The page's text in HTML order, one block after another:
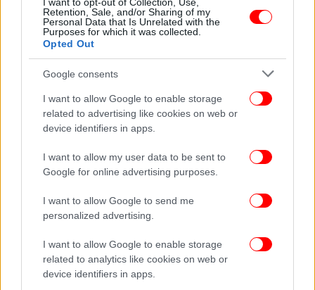
Retention, Sale, and/or Sharing of my
Personal Data that Is Unrelated with the
Purposes for which it was collected.
Opted Out
Google consents
I want to allow Google to enable storage
related to advertising like cookies on web or
device identifiers in apps.
I want to allow my user data to be sent to
Google for online advertising purposes.
I want to allow Google to send me
personalized advertising.
I want to allow Google to enable storage
related to analytics like cookies on web or
device identifiers in apps.
IDF -Ακούγονται συνεχείς εκρήξεις
ΟΗΕ: Οι Παλαιστίνιοι στη Γάζα υπομένουν μια
ανθρωπιστική καταστροφή επικών διαστάσεων